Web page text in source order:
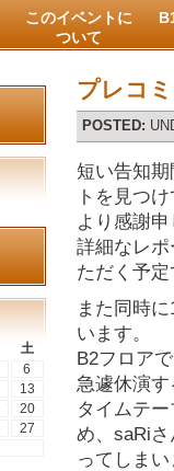
このイベントに
ついて
プレコ
POSTED:
短い告知
トを見つ
より感謝
詳細なレ
ただく予
また同時
います。
B2フロア
急遽休演
タイムテ
め、saRi
ってしま
土
6
13
20
27